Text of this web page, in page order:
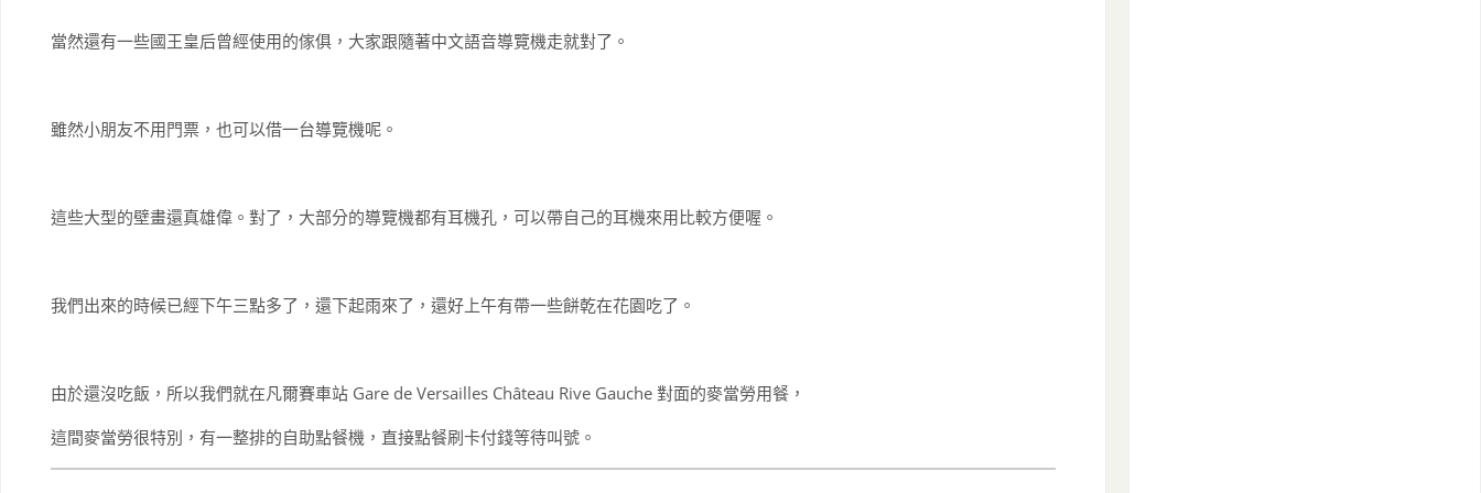
當然還有一些國王皇后曾經使用的傢俱，大家跟隨著中文語音導覽機走就對了。
雖然小朋友不用門票，也可以借一台導覽機呢。
這些大型的壁畫還真雄偉。對了，大部分的導覽機都有耳機孔，可以帶自己的耳機來用比較方便喔。
我們出來的時候已經下午三點多了，還下起雨來了，還好上午有帶一些餅乾在花園吃了。
由於還沒吃飯，所以我們就在凡爾賽車站 Gare de Versailles Château Rive Gauche 對面的麥當勞用餐，
這間麥當勞很特別，有一整排的自助點餐機，直接點餐刷卡付錢等待叫號。